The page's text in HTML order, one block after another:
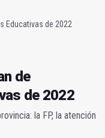
Educativas de 2022
de
de 2022
la FP, la atención